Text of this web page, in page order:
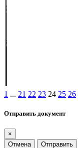
1 ... 21 22 23 24 25 26
Отправить документ
×
Отмена
Отправить